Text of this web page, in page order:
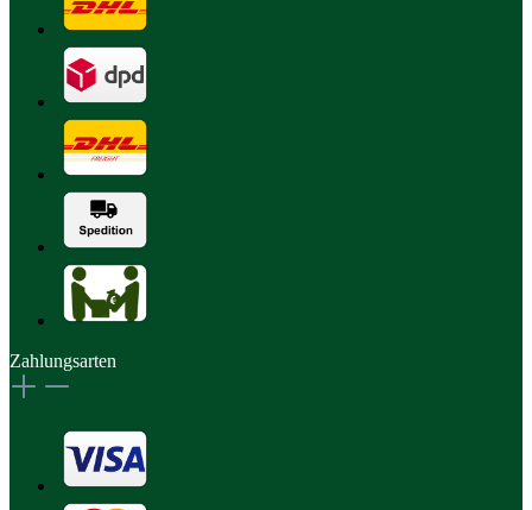
Zahlungsarten